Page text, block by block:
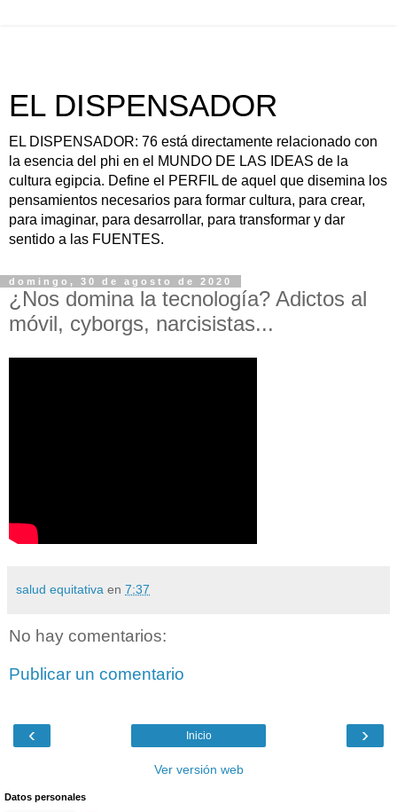
EL DISPENSADOR
EL DISPENSADOR: 76 está directamente relacionado con
la esencia del phi en el MUNDO DE LAS IDEAS de la
cultura egipcia. Define el PERFIL de aquel que disemina los
pensamientos necesarios para formar cultura, para crear,
para imaginar, para desarrollar, para transformar y dar
sentido a las FUENTES.
domingo, 30 de agosto de 2020
¿Nos domina la tecnología? Adictos al
móvil, cyborgs, narcisistas...
salud equitativa en 7:37
No hay comentarios:
Publicar un comentario
‹ ›
Inicio
Ver versión web
Datos personales